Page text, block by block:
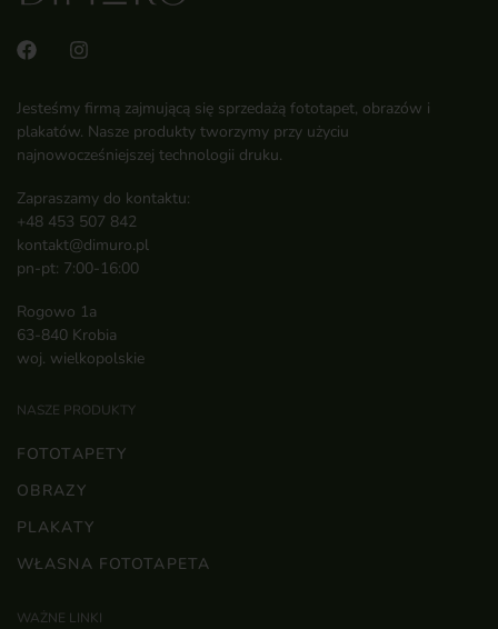
Jesteśmy firmą zajmującą się sprzedażą fototapet, obrazów i
plakatów. Nasze produkty tworzymy przy użyciu
najnowocześniejszej technologii druku.
Zapraszamy do kontaktu:
+48 453 507 842
kontakt@dimuro.pl
pn-pt: 7:00-16:00
Rogowo 1a
63-840 Krobia
woj. wielkopolskie
NASZE PRODUKTY
FOTOTAPETY
OBRAZY
PLAKATY
WŁASNA FOTOTAPETA
WAŻNE LINKI